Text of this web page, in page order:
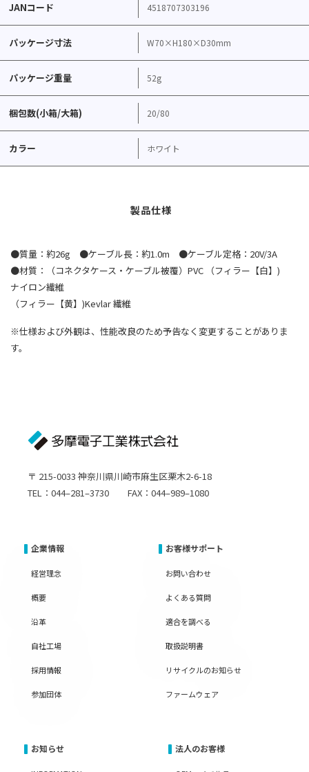
JANコード 4518707303196
パッケージ寸法 W70×H180×D30mm
パッケージ重量 52g
梱包数(小箱/大箱) 20/80
カラー ホワイト
●質量：約26g ●ケーブル長：約1.0m ●ケーブル定格：20V/3A
●材質：（コネクタケース・ケーブル被覆）PVC （フィラー【白】)
ナイロン繊維
（フィラー【黄】)Kevlar 繊維
※仕様および外観は、性能改良のため予告なく変更することがありま
す。
〒 215-0033 神奈川県川崎市麻生区栗木2-6-18
TEL：044–281–3730 FAX：044–989–1080
企業情報
経営理念
概要
沿革
自社工場
採用情報
参加団体
お客様サポート
お問い合わせ
よくある質問
適合を調べる
取扱説明書
リサイクルのお知らせ
ファームウェア
お知らせ 法人のお客様